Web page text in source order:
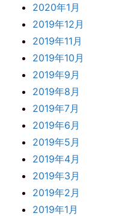
2020年1月
2019年12月
2019年11月
2019年10月
2019年9月
2019年8月
2019年7月
2019年6月
2019年5月
2019年4月
2019年3月
2019年2月
2019年1月